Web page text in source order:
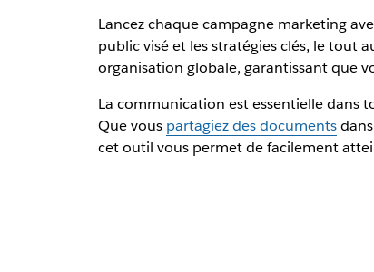
Lancez chaque campagne marketing
public visé et les stratégies clés, le tout
organisation globale, garantissant que
La communication est essentielle dans
Que vous partagiez des documentsdans
cet outil vous permet de facilement